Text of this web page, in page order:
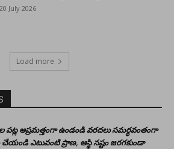
20 July 2026
Load more
పట్ల అప్రమత్తంగా ఉండండి వరదలు సమర్ధవంతంగా
ఎటువంటి ప్రాణ, ఆస్థి నష్టం జరగకుండా